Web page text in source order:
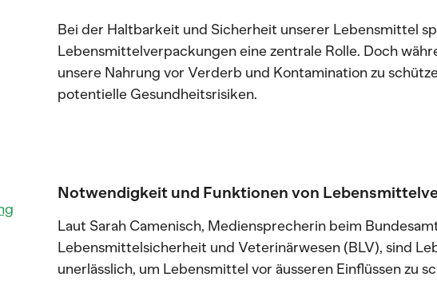
Bei der Haltbarkeit und Sicherheit unserer Lebensmittel
Lebensmittelverpackungen eine zentrale Rolle. Doch
unsere Nahrung vor Verderb und Kontamination zu
potentielle Gesundheitsrisiken.
Notwendigkeit und Funktionen von
Laut Sarah Camenisch, Mediensprecherin beim
Lebensmittelsicherheit und Veterinärwesen (BLV), sind
unerlässlich, um Lebensmittel vor äusseren Einflüssen zu